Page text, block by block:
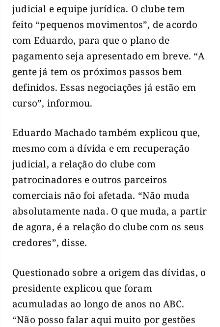
judicial e equipe jurídica. O clube tem
feito “pequenos movimentos”, de acordo
com Eduardo, para que o plano de
pagamento seja apresentado em breve. “A
gente já tem os próximos passos bem
definidos. Essas negociações já estão em
curso”, informou.
Eduardo Machado também explicou que,
mesmo com a dívida e em recuperação
judicial, a relação do clube com
patrocinadores e outros parceiros
comerciais não foi afetada. “Não muda
absolutamente nada. O que muda, a partir
de agora, é a relação do clube com os seus
credores”, disse.
Questionado sobre a origem das dívidas, o
presidente explicou que foram
acumuladas ao longo de anos no ABC.
“Não posso falar aqui muito por gestões